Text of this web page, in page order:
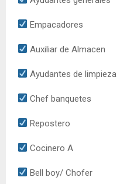
Empacadores
Auxiliar de Almacen
Ayudantes de limpieza
Chef banquetes
Repostero
Cocinero A
Bell boy/ Chofer